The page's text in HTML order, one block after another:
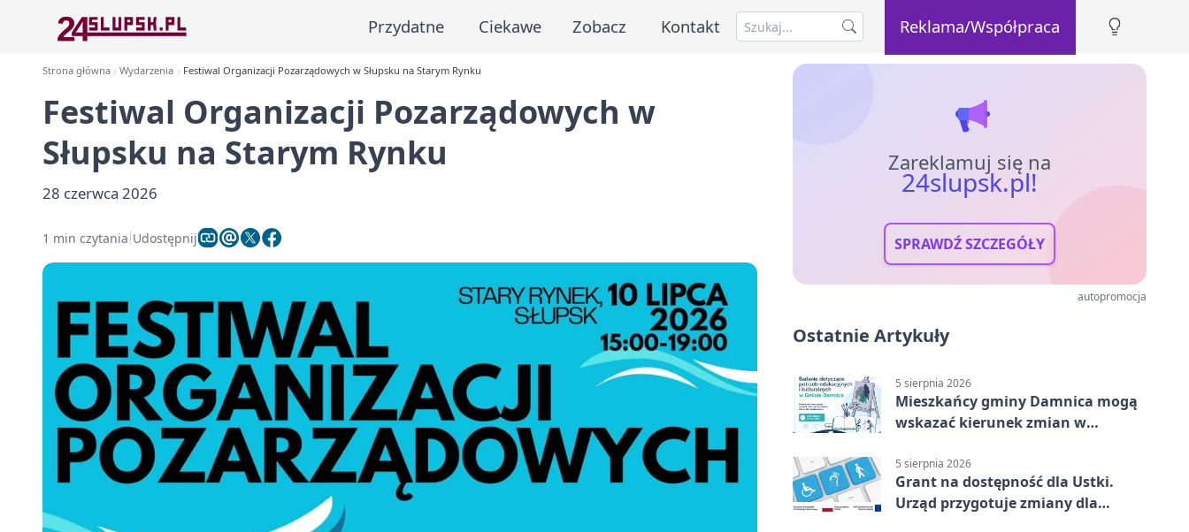
Przydatne Ciekawe Zobacz Kontakt Reklama/Współpraca
Strona główna Wydarzenia Festiwal Organizacji Pozarządowych w Słupsku na Starym Rynku
Festiwal Organizacji Pozarządowych w
Słupsku na Starym Rynku
28 czerwca 2026
1 min czytania Udostępnij
Zareklamuj się na
24slupsk.pl!
SPRAWDŹ SZCZEGÓŁY
autopromocja
Ostatnie Artykuły
5 sierpnia 2026
Mieszkańcy gminy Damnica mogą
wskazać kierunek zmian w
5 sierpnia 2026
Grant na dostępność dla Ustki.
Urząd przygotuje zmiany dla